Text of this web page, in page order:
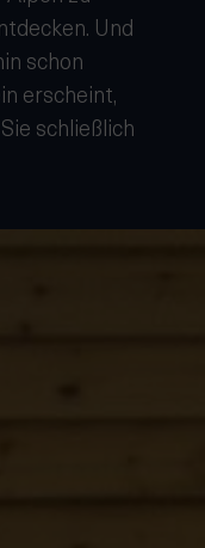
Und
schon
erscheint,
schließlich